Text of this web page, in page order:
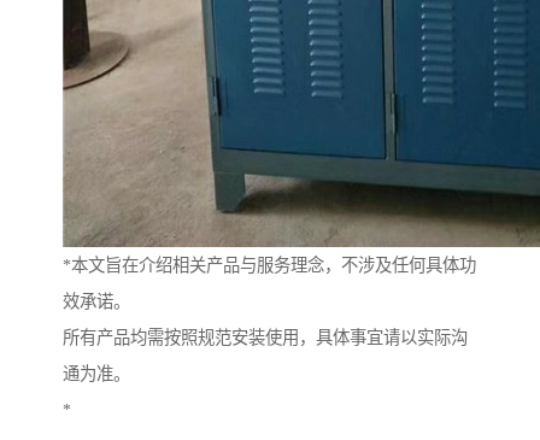
*本文旨在介绍相关产品与服务理念，不涉及任何具体功
效承诺。
所有产品均需按照规范安装使用，具体事宜请以实际沟
通为准。
*